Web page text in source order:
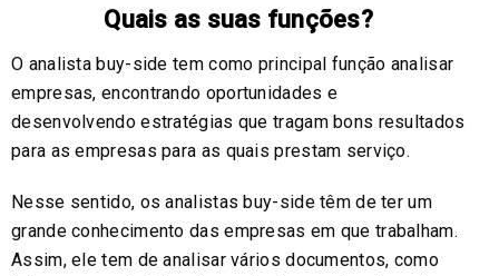
Quais as suas funções?
O analista buy-side tem como principal função analisar
empresas, encontrando oportunidades e
desenvolvendo estratégias que tragam bons resultados
para as empresas para as quais prestam serviço.
Nesse sentido, os analistas buy-side têm de ter um
grande conhecimento das empresas em que trabalham.
Assim, ele tem de analisar vários documentos, como